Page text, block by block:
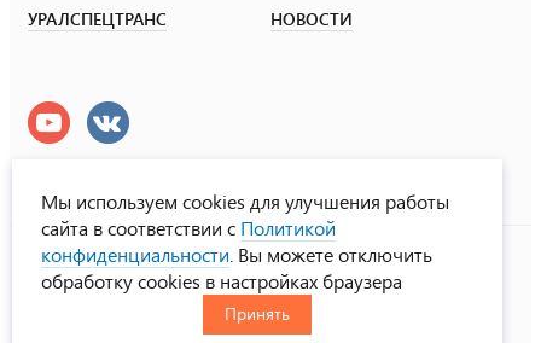
УРАЛСПЕЦТРАНС НОВОСТИ
УралСпецТранс
© ООО «Урал СТ», 2000-2026
Политика конфиденциальности
Мы используем cookies для улучшения работы
сайта в соответствии с Политикой
конфиденциальности . Вы можете отключить
обработку cookies в настройках браузера
Принять